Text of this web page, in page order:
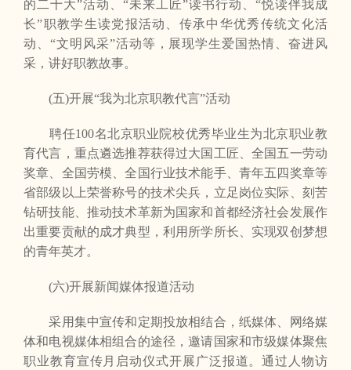
的二十大”活动、“未来工匠”读书行动、“悦读伴我成
长”职教学生读党报活动、传承中华优秀传统文化活
动、“文明风采”活动等，展现学生爱国热情、奋进风
采，讲好职教故事。
(五)开展“我为北京职教代言”活动
聘任100名北京职业院校优秀毕业生为北京职业教
育代言，重点遴选推荐获得过大国工匠、全国五一劳动
奖章、全国劳模、全国行业技术能手、青年五四奖章等
省部级以上荣誉称号的技术尖兵，立足岗位实际、刻苦
钻研技能、推动技术革新为国家和首都经济社会发展作
出重要贡献的成才典型，利用所学所长、实现双创梦想
的青年英才。
(六)开展新闻媒体报道活动
采用集中宣传和定期投放相结合，纸媒体、网络媒
体和电视媒体相组合的途径，邀请国家和市级媒体聚焦
职业教育宣传月启动仪式开展广泛报道。通过人物访